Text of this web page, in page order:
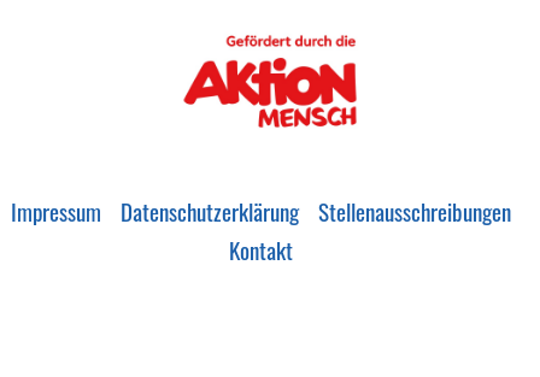
Impressum Datenschutzerklärung Stellenausschreibungen
Kontakt